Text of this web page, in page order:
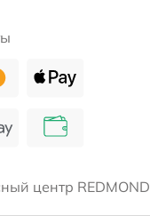
центр REDMOND